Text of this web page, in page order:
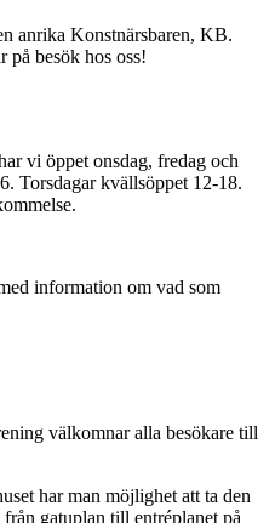
anrika Konstnärsbaren, KB.
på besök hos oss!
vi öppet onsdag, fredag och
Torsdagar kvällsöppet 12-18.
information om vad som
välkomnar alla besökare till
har man möjlighet att ta den
från gatuplan till entréplanet på